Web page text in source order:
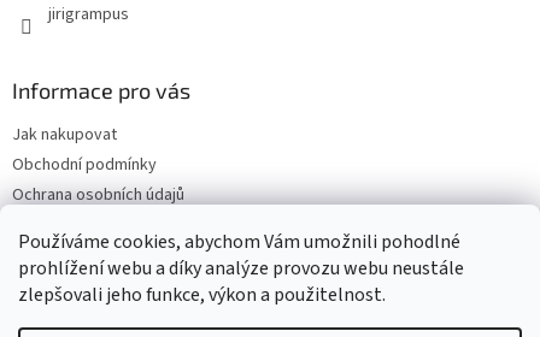
Používáme cookies, abychom Vám umožnili pohodlné
prohlížení webu a díky analýze provozu webu neustále
zlepšovali jeho funkce, výkon a použitelnost.
jirigrampus
Informace pro vás
Jak nakupovat
Obchodní podmínky
Ochrana osobních údajů
Doprava a platba